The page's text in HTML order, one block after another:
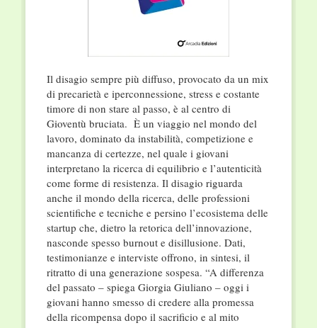
Il disagio sempre più diffuso, provocato da un mix
di precarietà e iperconnessione, stress e costante
timore di non stare al passo, è al centro di
Gioventù bruciata. È un viaggio nel mondo del
lavoro, dominato da instabilità, competizione e
mancanza di certezze, nel quale i giovani
interpretano la ricerca di equilibrio e l’autenticità
come forme di resistenza. Il disagio riguarda
anche il mondo della ricerca, delle professioni
scientifiche e tecniche e persino l’ecosistema delle
startup che, dietro la retorica dell’innovazione,
nasconde spesso burnout e disillusione. Dati,
testimonianze e interviste offrono, in sintesi, il
ritratto di una generazione sospesa. “A differenza
del passato – spiega Giorgia Giuliano – oggi i
giovani hanno smesso di credere alla promessa
della ricompensa dopo il sacrificio e al mito